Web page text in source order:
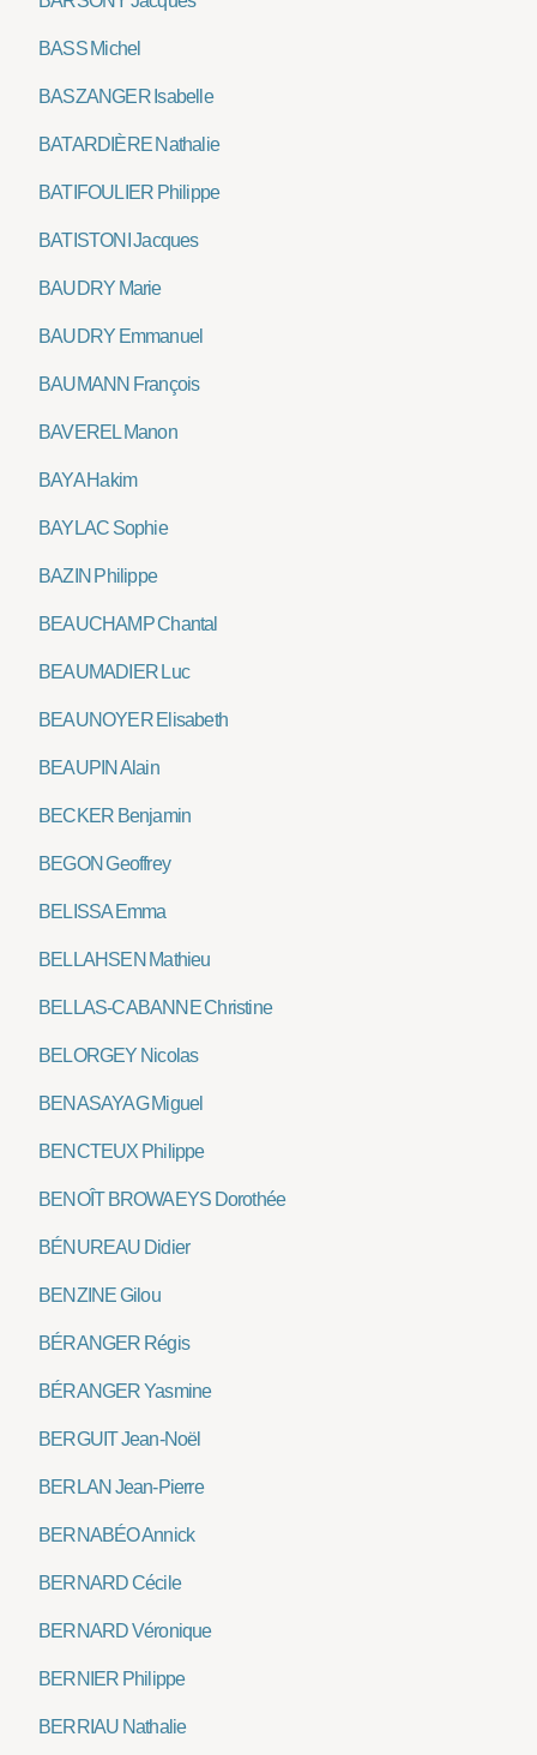
BASS Michel
BASZANGER Isabelle
BATARDIÈRE Nathalie
BATIFOULIER Philippe
BATISTONI Jacques
BAUDRY Marie
BAUDRY Emmanuel
BAUMANN François
BAVEREL Manon
BAYA Hakim
BAYLAC Sophie
BAZIN Philippe
BEAUCHAMP Chantal
BEAUMADIER Luc
BEAUNOYER Elisabeth
BEAUPIN Alain
BECKER Benjamin
BEGON Geoffrey
BELISSA Emma
BELLAHSEN Mathieu
BELLAS-CABANNE Christine
BELORGEY Nicolas
BENASAYAG Miguel
BENCTEUX Philippe
BENOÎT BROWAEYS Dorothée
BÉNUREAU Didier
BENZINE Gilou
BÉRANGER Régis
BÉRANGER Yasmine
BERGUIT Jean-Noël
BERLAN Jean-Pierre
BERNABÉO Annick
BERNARD Cécile
BERNARD Véronique
BERNIER Philippe
BERRIAU Nathalie